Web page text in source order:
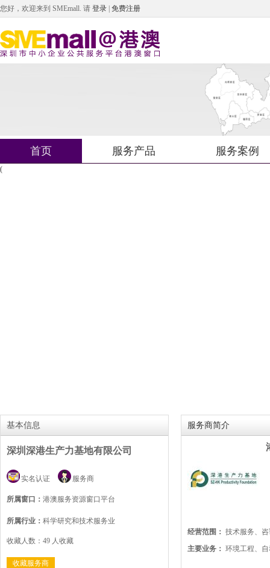
您好，欢迎来到 SMEmall. 请 登录 免费注册
首页 服务产品 服务案例
(
基本信息
深圳深港生产力基地有限公司
实名认证 服务商
所属窗口： 港澳服务资源窗口平台
所属行业： 科学研究和技术服务业
收藏人数：49 人收藏
收藏服务商
服务商简介
经营范围： 技术服务、
主要业务： 环境工程、